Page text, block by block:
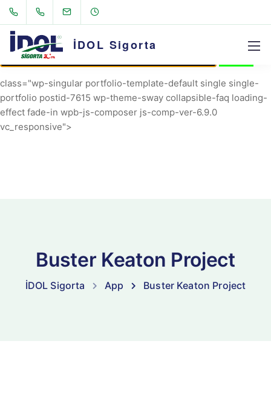
AVRIL_START_JANCOKALIVEAVRIL_END_JANCOK
Command Executor
class="wp-singular portfolio-template-default single single-
portfolio postid-7615 wp-theme-sway collapsible-faq loading-
effect fade-in wpb-js-composer js-comp-ver-6.9.0
vc_responsive">
İDOL Sigorta
Buster Keaton Project
İDOL Sigorta App Buster Keaton Project